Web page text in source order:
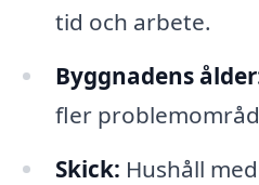
tid och arbete.
Byggnadens
fler
Skick: Hushåll